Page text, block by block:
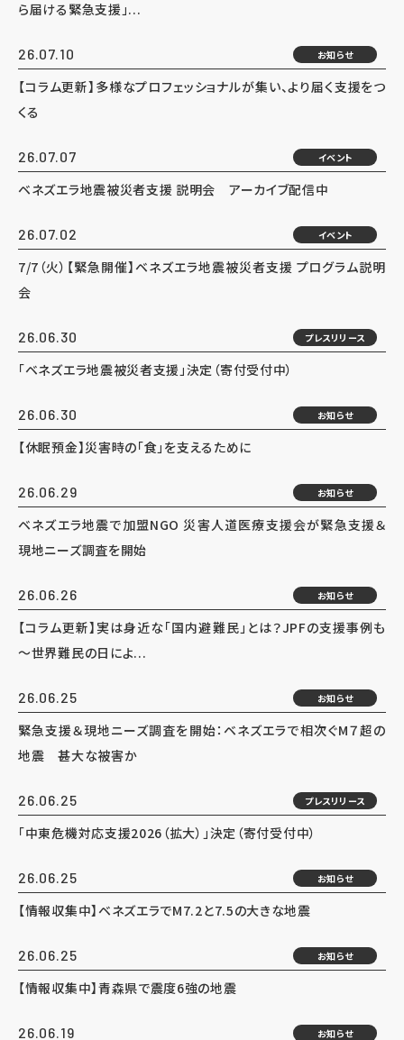
ら届ける緊急支援」...
26.07.10 お知らせ
【コラム更新】多様なプロフェッショナルが集い、より届く支援をつ
くる
26.07.07 イベント
ベネズエラ地震被災者支援 説明会 アーカイブ配信中
26.07.02 イベント
7/7（火）【緊急開催】ベネズエラ地震被災者支援 プログラム説明
会
26.06.30 プレスリリース
「ベネズエラ地震被災者支援」決定（寄付受付中）
26.06.30 お知らせ
【休眠預金】災害時の「食」を支えるために
26.06.29 お知らせ
ベネズエラ地震で加盟NGO 災害人道医療支援会が緊急支援＆
現地ニーズ調査を開始
26.06.26 お知らせ
【コラム更新】実は身近な「国内避難民」とは？JPFの支援事例も
～世界難民の日によ...
26.06.25 お知らせ
緊急支援＆現地ニーズ調査を開始：ベネズエラで相次ぐM７超の
地震 甚大な被害か
26.06.25 プレスリリース
「中東危機対応支援2026（拡大）」決定（寄付受付中）
26.06.25 お知らせ
【情報収集中】ベネズエラでM7.2と7.5の大きな地震
26.06.25 お知らせ
【情報収集中】青森県で震度6強の地震
26.06.19 お知らせ